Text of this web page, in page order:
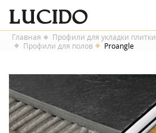
Главная Профили для укладки плитки
Профили для полов
Proangle